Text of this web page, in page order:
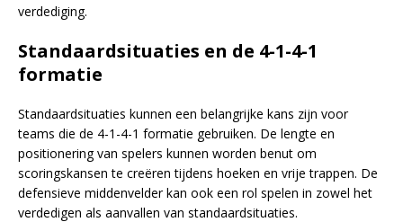
verdediging.
Standaardsituaties en de 4-1-4-1
formatie
Standaardsituaties kunnen een belangrijke kans zijn voor
teams die de 4-1-4-1 formatie gebruiken. De lengte en
positionering van spelers kunnen worden benut om
scoringskansen te creëren tijdens hoeken en vrije trappen. De
defensieve middenvelder kan ook een rol spelen in zowel het
verdedigen als aanvallen van standaardsituaties.